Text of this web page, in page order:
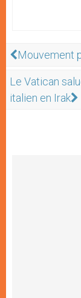
Mouvement
Le Vatican
italien en Irak